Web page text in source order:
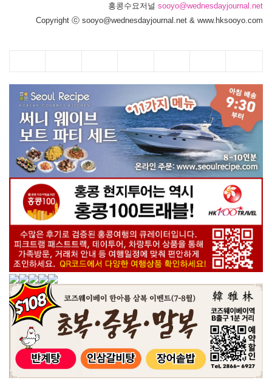
홍콩수요저널 sooyo@wednesdayjournal.net
Copyright ⓒ sooyo@wednesdayjournal.net & www.hksooyo.com